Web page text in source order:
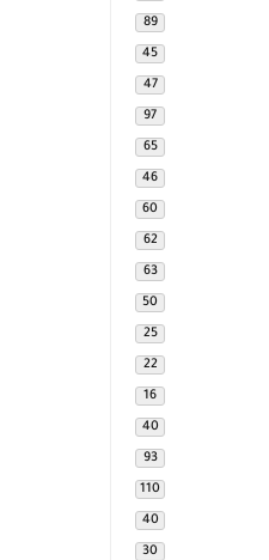
89
45
47
97
65
46
60
62
63
50
25
22
16
40
93
110
40
30